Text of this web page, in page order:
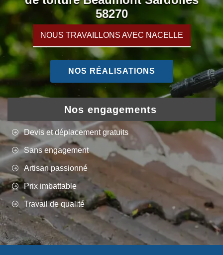
58270
NOUS TRAVAILLONS AVEC NACELLE
NOS RÉALISATIONS
Nos engagements
Devis et déplacement gratuits
Sans engagement
Artisan passionné
Prix imbattable
Travail de qualité